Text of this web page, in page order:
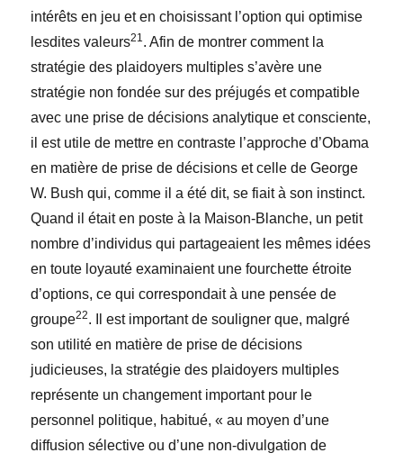
intérêts en jeu et en choisissant l’option qui optimise
lesdites valeurs21. Afin de montrer comment la
stratégie des plaidoyers multiples s’avère une
stratégie non fondée sur des préjugés et compatible
avec une prise de décisions analytique et consciente,
il est utile de mettre en contraste l’approche d’Obama
en matière de prise de décisions et celle de George
W. Bush qui, comme il a été dit, se fiait à son instinct.
Quand il était en poste à la Maison-Blanche, un petit
nombre d’individus qui partageaient les mêmes idées
en toute loyauté examinaient une fourchette étroite
d’options, ce qui correspondait à une pensée de
groupe22. Il est important de souligner que, malgré
son utilité en matière de prise de décisions
judicieuses, la stratégie des plaidoyers multiples
représente un changement important pour le
personnel politique, habitué, « au moyen d’une
diffusion sélective ou d’une non-divulgation de